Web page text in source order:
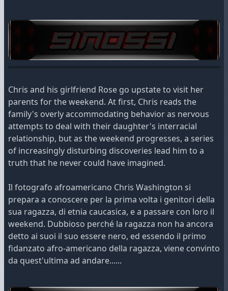
Chris and his girlfriend Rose go upstate to visit her
parents for the weekend. At first, Chris reads the
family's overly accommodating behavior as nervous
attempts to deal with their daughter's interracial
relationship, but as the weekend progresses, a series
of increasingly disturbing discoveries lead him to a
truth that he never could have imagined.
Il fotografo afroamericano Chris Washington si
prepara a conoscere per la prima volta i genitori della
sua ragazza, di etnia caucasica, e a passare con loro il
weekend. Dubbioso perché la ragazza non ha ancora
detto ai suoi il suo essere nero, ed essendo il primo
fidanzato afro-americano della ragazza, viene convinto
da quest'ultima ad andare......